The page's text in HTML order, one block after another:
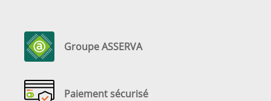
Groupe ASSERVA
Paiement sécurisé